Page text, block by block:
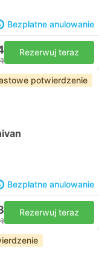
Bezpłatne anulowanie
Rezerwuj teraz
potwierdzenie
Bezpłatne anulowanie
Rezerwuj teraz